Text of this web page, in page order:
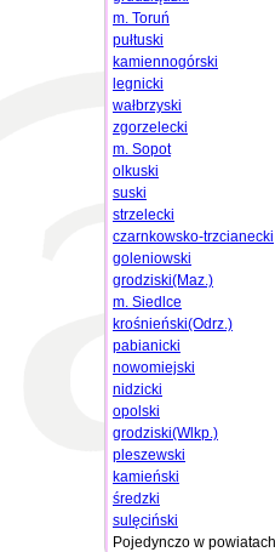
m. Toruń
pułtuski
kamiennogórski
legnicki
wałbrzyski
zgorzelecki
m. Sopot
olkuski
suski
strzelecki
czarnkowsko-trzcianecki
goleniowski
grodziski(Maz.)
m. Siedlce
krośnieński(Odrz.)
pabianicki
nowomiejski
nidzicki
opolski
grodziski(Wlkp.)
pleszewski
kamieński
średzki
sulęciński
Pojedynczo w